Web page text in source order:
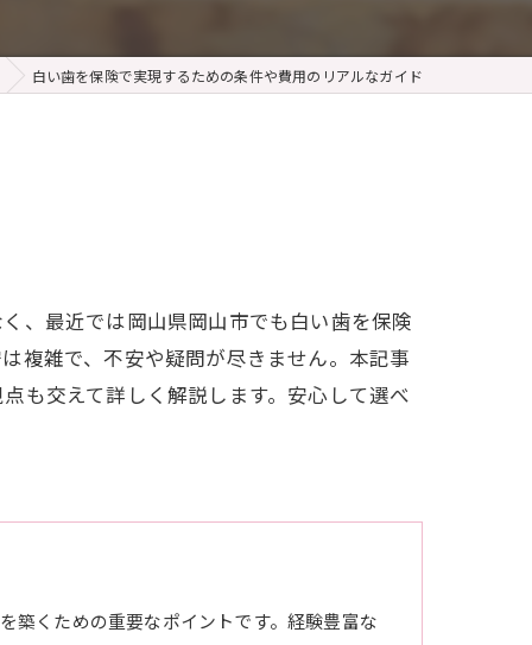
白い歯を保険で実現するための条件や費用のリアルなガイド
、最近では岡山県岡山市でも白い歯を保険
複雑で、不安や疑問が尽きません。本記事
も交えて詳しく解説します。安心して選べ
築くための重要なポイントです。経験豊富な